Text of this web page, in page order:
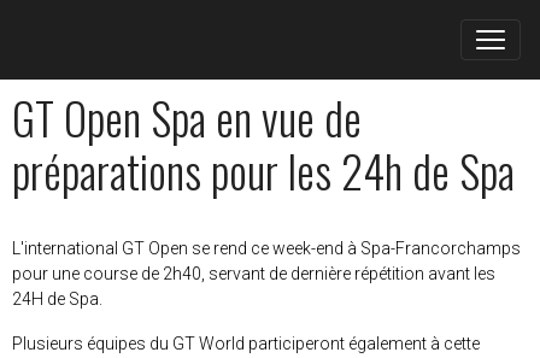
GT Open Spa en vue de
préparations pour les 24h de Spa
L'international GT Open se rend ce week-end à Spa-Francorchamps
pour une course de 2h40, servant de dernière répétition avant les
24H de Spa.
Plusieurs équipes du GT World participeront également à cette